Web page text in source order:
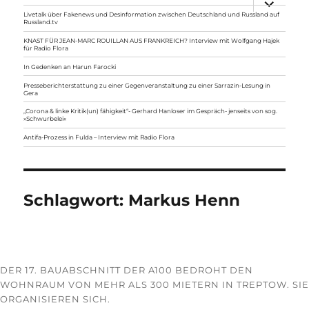
anzeigen
Livetalk über Fakenews und Desinformation zwischen Deutschland und Russland auf
Russland.tv
KNAST FÜR JEAN-MARC ROUILLAN AUS FRANKREICH? Interview mit Wolfgang Hajek
für Radio Flora
In Gedenken an Harun Farocki
Presseberichterstattung zu einer Gegenveranstaltung zu einer Sarrazin-Lesung in
Gera
„Corona & linke Kritik(un) fähigkeit“- Gerhard Hanloser im Gespräch- jenseits von sog.
»Schwurbelei«
Antifa-Prozess in Fulda – Interview mit Radio Flora
Schlagwort: Markus Henn
DER 17. BAUABSCHNITT DER A100 BEDROHT DEN
WOHNRAUM VON MEHR ALS 300 MIETERN IN TREPTOW. SIE
ORGANISIEREN SICH.